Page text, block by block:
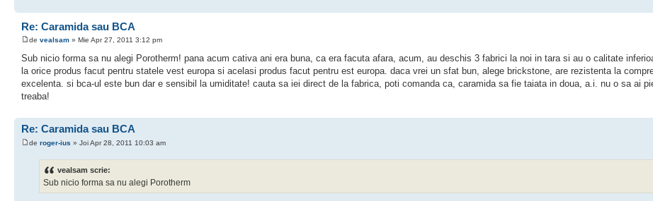
Re: Caramida sau BCA
de vealsam » Mie Apr 27, 2011 3:12 pm
Sub nicio forma sa nu alegi Porotherm! pana acum cativa ani era buna, ca era facuta afara, acum, au deschis 3 fabrici la noi in tara si au o calitate
la orice produs facut pentru statele vest europa si acelasi produs facut pentru est europa. daca vrei un sfat bun, alege brickstone, are rezistenta la
excelenta. si bca-ul este bun dar e sensibil la umiditate! cauta sa iei direct de la fabrica, poti comanda ca, caramida sa fie taiata in doua, a.i. nu o sa ai
treaba!
Re: Caramida sau BCA
de roger-ius » Joi Apr 28, 2011 10:03 am
vealsam scrie:
Sub nicio forma sa nu alegi Porotherm